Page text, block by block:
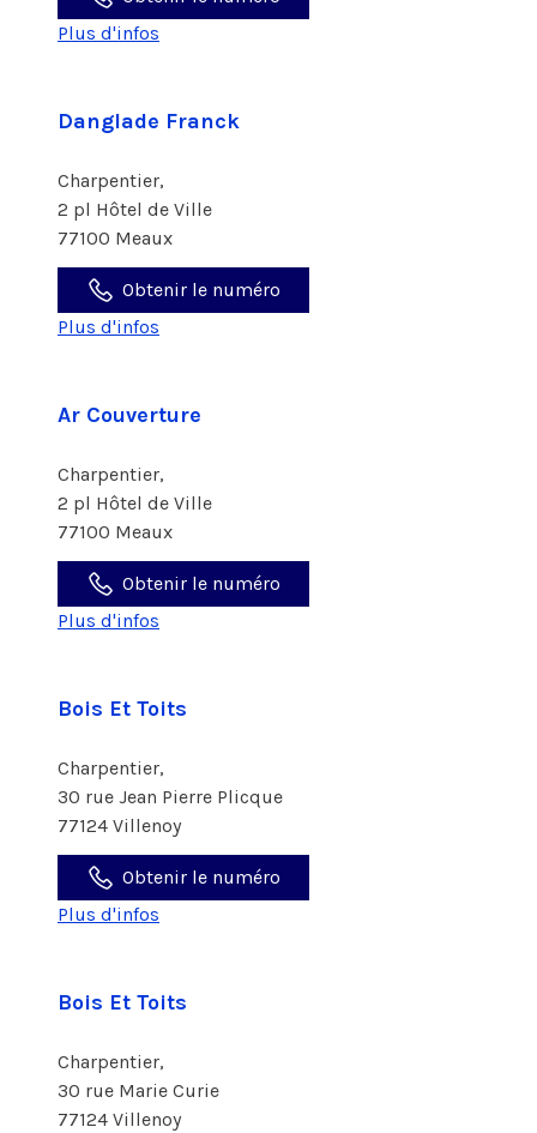
Plus d'infos
Danglade Franck
Charpentier,
2 pl Hôtel de Ville
77100 Meaux
Obtenir le numéro
Plus d'infos
Ar Couverture
Charpentier,
2 pl Hôtel de Ville
77100 Meaux
Obtenir le numéro
Plus d'infos
Bois Et Toits
Charpentier,
30 rue Jean Pierre Plicque
77124 Villenoy
Obtenir le numéro
Plus d'infos
Bois Et Toits
Charpentier,
30 rue Marie Curie
77124 Villenoy